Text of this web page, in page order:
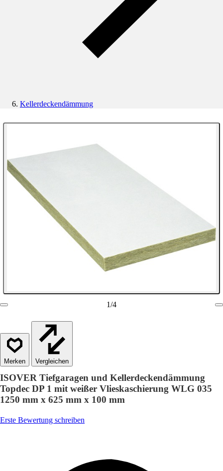
Kellerdeckendämmung
1/4
Vergleichen
ISOVER Tiefgaragen und Kellerdeckendämmung
Topdec DP 1 mit weißer Vlieskaschierung WLG 035
1250 mm x 625 mm x 100 mm
Erste Bewertung schreiben